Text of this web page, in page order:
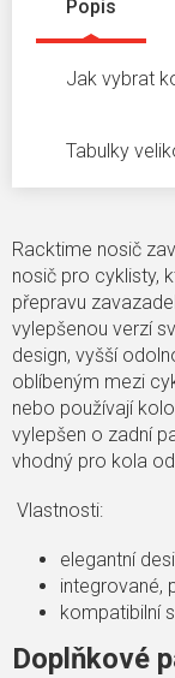
Popis
Jak vybrat
Tabulky
Racktime nosič
nosič pro cyklisty,
přepravu
vylepšenou verzí
design, vyšší
oblíbeným mezi
nebo používají
vylepšen o zadní
vhodný pro kola
Vlastnosti:
elegantní
integrované,
kompatibilní
Doplňkové